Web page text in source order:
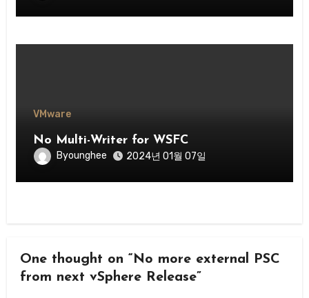
VMware
No Multi-Writer for WSFC
Byounghee 2024년 01월 07일
One thought on “No more external PSC
from next vSphere Release”